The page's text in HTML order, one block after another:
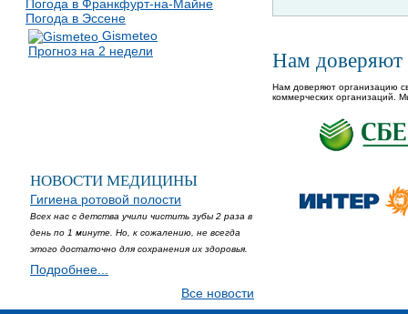
Погода в Франкфурт-на-Майне
Погода в Эссене
Gismeteo
Прогноз на 2 недели
НОВОСТИ МЕДИЦИНЫ
Гигиена ротовой полости
Всех нас с детства учили чистить зубы 2 раза в
день по 1 минуте. Но, к сожалению, не всегда
этого достаточно для сохранения их здоровья.
Подробнее...
Все новости
Нам доверяют
Нам доверяют организацию
коммерческих организаций.